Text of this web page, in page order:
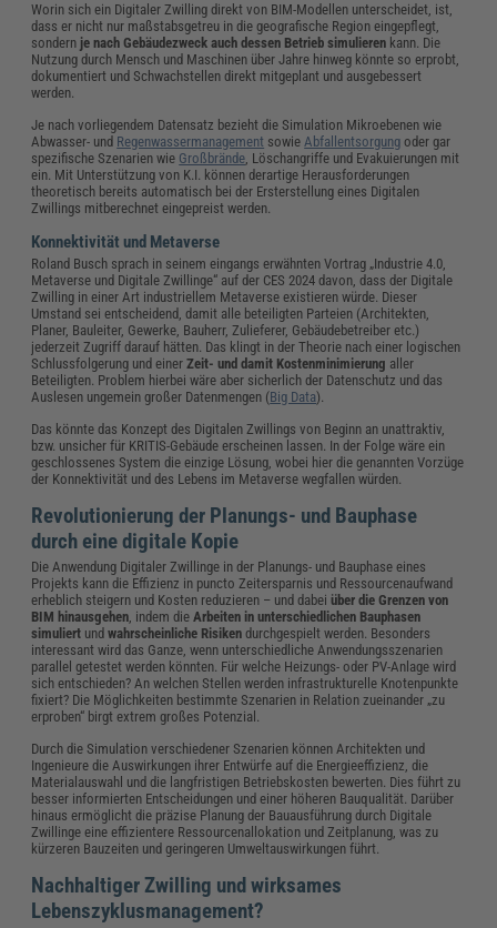
Worin sich ein Digitaler Zwilling direkt von BIM-Modellen unterscheidet, ist,
dass er nicht nur maßstabsgetreu in die geografische Region eingepflegt,
sondern je nach Gebäudezweck auch dessen Betrieb simulieren kann. Die
Nutzung durch Mensch und Maschinen über Jahre hinweg könnte so erprobt,
dokumentiert und Schwachstellen direkt mitgeplant und ausgebessert
werden.
Je nach vorliegendem Datensatz bezieht die Simulation Mikroebenen wie
Abwasser- und Regenwassermanagement sowieAbfallentsorgung oder gar
spezifische Szenarien wie Großbrände, Löschangriffe und Evakuierungen mit
ein. Mit Unterstützung von K.I. können derartige Herausforderungen
theoretisch bereits automatisch bei der Ersterstellung eines Digitalen
Zwillings mitberechnet eingepreist werden.
Konnektivität und Metaverse
Roland Busch sprach in seinem eingangs erwähnten Vortrag „Industrie 4.0,
Metaverse und Digitale Zwillinge“ auf der CES 2024 davon, dass der Digitale
Zwilling in einer Art industriellem Metaverse existieren würde. Dieser
Umstand sei entscheidend, damit alle beteiligten Parteien (Architekten,
Planer, Bauleiter, Gewerke, Bauherr, Zulieferer, Gebäudebetreiber etc.)
jederzeit Zugriff darauf hätten. Das klingt in der Theorie nach einer logischen
Schlussfolgerung und einerZeit- und damit Kostenminimierung aller
Beteiligten. Problem hierbei wäre aber sicherlich der Datenschutz und das
Auslesen ungemein großer Datenmengen (Big Data).
Das könnte das Konzept des Digitalen Zwillings von Beginn an unattraktiv,
bzw. unsicher für KRITIS-Gebäude erscheinen lassen. In der Folge wäre ein
geschlossenes System die einzige Lösung, wobei hier die genannten Vorzüge
der Konnektivität und des Lebens im Metaverse wegfallen würden.
Revolutionierung der Planungs- und Bauphase
durch eine digitale Kopie
Die Anwendung Digitaler Zwillinge in der Planungs- und Bauphase eines
Projekts kann die Effizienz in puncto Zeitersparnis und Ressourcenaufwand
erheblich steigern und Kosten reduzieren – und dabeiüber die Grenzen von
BIM hinausgehen, indem dieArbeiten in unterschiedlichen Bauphasen
simuliert undwahrscheinliche Risiken durchgespielt werden. Besonders
interessant wird das Ganze, wenn unterschiedliche Anwendungsszenarien
parallel getestet werden könnten. Für welche Heizungs- oder PV-Anlage wird
sich entschieden? An welchen Stellen werden infrastrukturelle Knotenpunkte
fixiert? Die Möglichkeiten bestimmte Szenarien in Relation zueinander „zu
erproben“ birgt extrem großes Potenzial.
Durch die Simulation verschiedener Szenarien können Architekten und
Ingenieure die Auswirkungen ihrer Entwürfe auf die Energieeffizienz, die
Materialauswahl und die langfristigen Betriebskosten bewerten. Dies führt zu
besser informierten Entscheidungen und einer höheren Bauqualität. Darüber
hinaus ermöglicht die präzise Planung der Bauausführung durch Digitale
Zwillinge eine effizientere Ressourcenallokation und Zeitplanung, was zu
kürzeren Bauzeiten und geringeren Umweltauswirkungen führt.
Nachhaltiger Zwilling und wirksames
Lebenszyklusmanagement?